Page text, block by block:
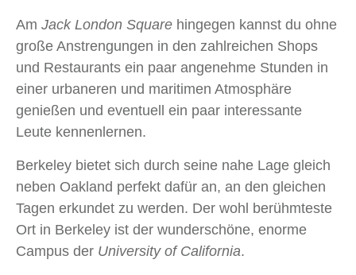
Am Jack London Square hingegen kannst du ohne
große Anstrengungen in den zahlreichen Shops
und Restaurants ein paar angenehme Stunden in
einer urbaneren und maritimen Atmosphäre
genießen und eventuell ein paar interessante
Leute kennenlernen.
Berkeley bietet sich durch seine nahe Lage gleich
neben Oakland perfekt dafür an, an den gleichen
Tagen erkundet zu werden. Der wohl berühmteste
Ort in Berkeley ist der wunderschöne, enorme
Campus der University of California.